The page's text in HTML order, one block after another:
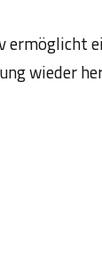
wieder